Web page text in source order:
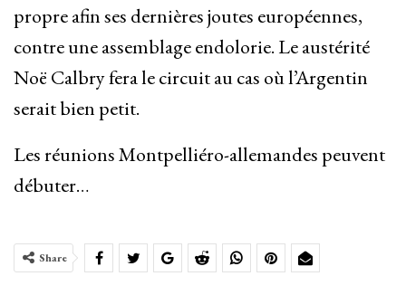
propre afin ses dernières joutes européennes,
contre une assemblage endolorie. Le austérité
Noë Calbry fera le circuit au cas où l’Argentin
serait bien petit.
Les réunions Montpelliéro-allemandes peuvent
débuter…
Share